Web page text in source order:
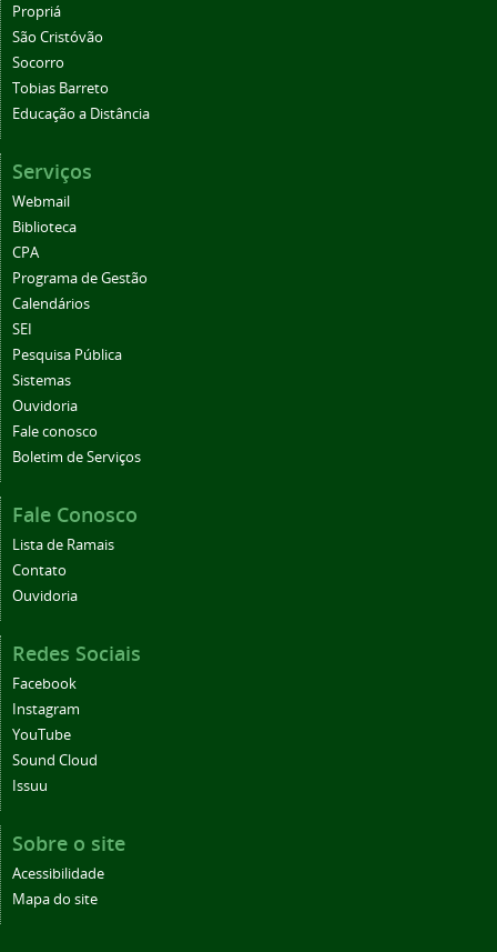
Propriá
São Cristóvão
Socorro
Tobias Barreto
Educação a Distância
Serviços
Webmail
Biblioteca
CPA
Programa de Gestão
Calendários
SEI
Pesquisa Pública
Sistemas
Ouvidoria
Fale conosco
Boletim de Serviços
Fale Conosco
Lista de Ramais
Contato
Ouvidoria
Redes Sociais
Facebook
Instagram
YouTube
Sound Cloud
Issuu
Sobre o site
Acessibilidade
Mapa do site